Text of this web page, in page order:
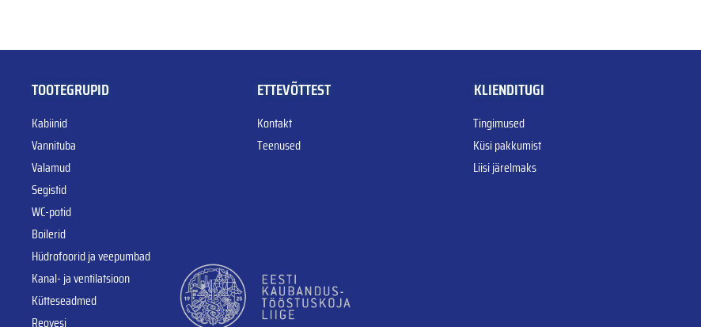
TOOTEGRUPID ETTEVÕTTEST KLIENDITUGI
Kabiinid
Vannituba
Valamud
Segistid
WC-potid
Boilerid
Hüdrofoorid ja veepumbad
Kanal- ja ventilatsioon
Kütteseadmed
Reovesi
Kontakt
Teenused
Tingimused
Küsi pakkumist
Liisi järelmaks